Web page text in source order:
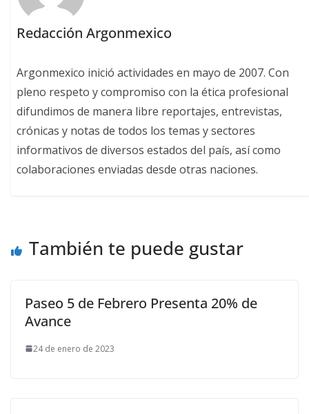
Redacción Argonmexico
Argonmexico inició actividades en mayo de 2007. Con
pleno respeto y compromiso con la ética profesional
difundimos de manera libre reportajes, entrevistas,
crónicas y notas de todos los temas y sectores
informativos de diversos estados del país, así como
colaboraciones enviadas desde otras naciones.
También te puede gustar
Paseo 5 de Febrero Presenta 20% de
Avance
24 de enero de 2023